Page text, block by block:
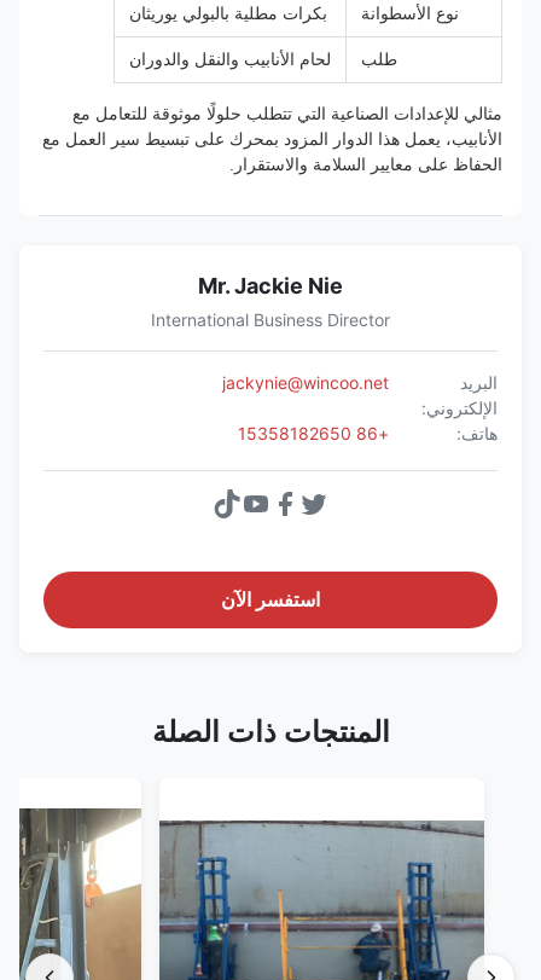
نوع الأسطوانة بكرات مطلية بالبولي يوريثان
طلب لحام الأنابيب والنقل والدوران
مثالي للإعدادات الصناعية التي تتطلب حلولًا موثوقة للتعامل مع
الأنابيب، يعمل هذا الدوار المزود بمحرك على تبسيط سير العمل مع
الحفاظ على معايير السلامة والاستقرار.
Mr. Jackie Nie
International Business Director
البريد
الإلكتروني:
jackynie@wincoo.net
هاتف: +86 15358182650
استفسر الآن
المنتجات ذات الصلة